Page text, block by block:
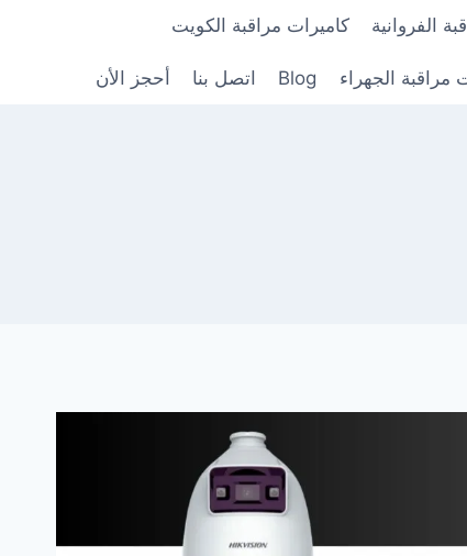
الفروانية كاميرات مراقبة الكويت
مراقبة الجهراء Blog اتصل بنا أحجز الأن